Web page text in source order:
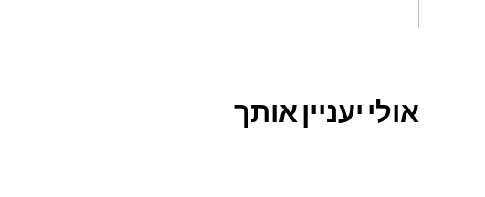
אולי יעניין אותך